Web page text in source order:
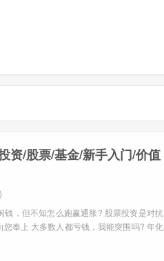
资/股票/基金/新手入门/价值
，但不知怎么跑赢通胀? 股票投资是对抗
奉上 大多数人都亏钱，我能突围吗? 年化